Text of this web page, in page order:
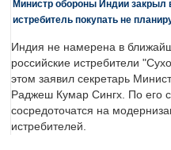
Министр обороны Индии закрыл
истребитель покупать не
Индия не намерена в
российские истребители
этом заявил секретарь
Раджеш Кумар Сингх. По его
сосредоточатся на
истребителей.